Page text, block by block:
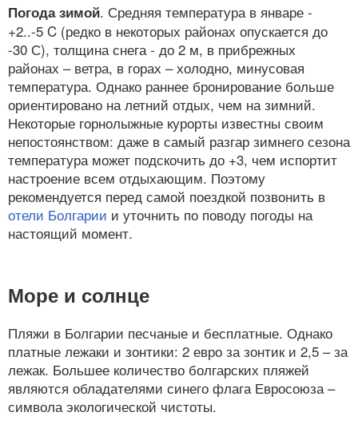
Погода зимой. Средняя температура в январе -
+2..-5 C (редко в некоторых районах опускается до
-30 С), толщина снега - до 2 м, в прибрежных
районах – ветра, в горах – холодно, минусовая
температура. Однако раннее бронирование больше
ориентировано на летний отдых, чем на зимний.
Некоторые горнолыжные курорты известны своим
непостоянством: даже в самый разгар зимнего сезона
температура может подскочить до +3, чем испортит
настроение всем отдыхающим. Поэтому
рекомендуется перед самой поездкой позвонить в
отели Болгарии и уточнить по поводу погоды на
настоящий момент.
Море и солнце
Пляжи в Болгарии песчаные и бесплатные. Однако
платные лежаки и зонтики: 2 евро за зонтик и 2,5 – за
лежак. Большее количество болгарских пляжей
являются обладателями синего флага Евросоюза –
символа экологической чистоты.